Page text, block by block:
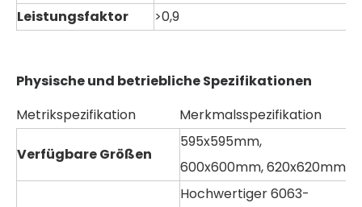
Leistungsfaktor >0,9
Physische und betriebliche Spezifikationen
Metrikspezifikation
Merkmalsspezifikation
Verfügbare Größen
595x595mm,
600x600mm, 620x620mm
Hochwertiger 6063-